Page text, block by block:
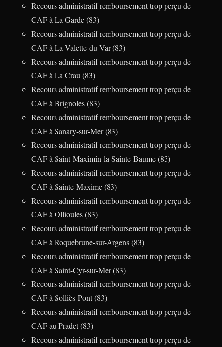
Recours administratif remboursement trop perçu de
CAF à La Garde (83)
Recours administratif remboursement trop perçu de
CAF à La Valette-du-Var (83)
Recours administratif remboursement trop perçu de
CAF à La Crau (83)
Recours administratif remboursement trop perçu de
CAF à Brignoles (83)
Recours administratif remboursement trop perçu de
CAF à Sanary-sur-Mer (83)
Recours administratif remboursement trop perçu de
CAF à Saint-Maximin-la-Sainte-Baume (83)
Recours administratif remboursement trop perçu de
CAF à Sainte-Maxime (83)
Recours administratif remboursement trop perçu de
CAF à Ollioules (83)
Recours administratif remboursement trop perçu de
CAF à Roquebrune-sur-Argens (83)
Recours administratif remboursement trop perçu de
CAF à Saint-Cyr-sur-Mer (83)
Recours administratif remboursement trop perçu de
CAF à Solliès-Pont (83)
Recours administratif remboursement trop perçu de
CAF au Pradet (83)
Recours administratif remboursement trop perçu de